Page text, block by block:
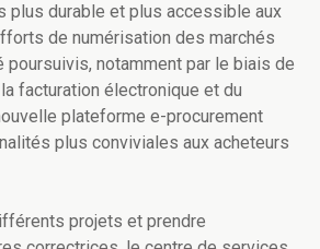
plus durable et plus accessible aux
de numérisation des marchés
poursuivis, notamment par le biais de
facturation électronique et du
plateforme e-procurement
plus conviviales aux acheteurs
projets et prendre